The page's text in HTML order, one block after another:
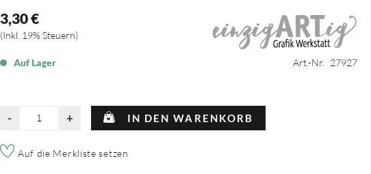
3,30 €
Inkl. 19% Steuern
Auf Lager Art.-Nr. 27927
- + IN DEN WARENKORB
Auf die Merkliste setzen